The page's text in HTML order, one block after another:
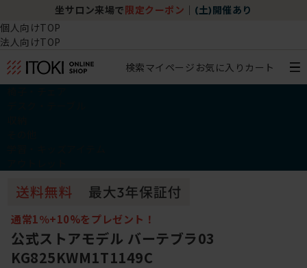
坐サロン来場で 限定クーポン (土)開催あり
個人向けTOP
法人向けTOP
検索マイページ お気に入り カート
通常1％+10%をプレゼント！
公式ストアモデル バーテブラ03
KG825KWM1T1149C